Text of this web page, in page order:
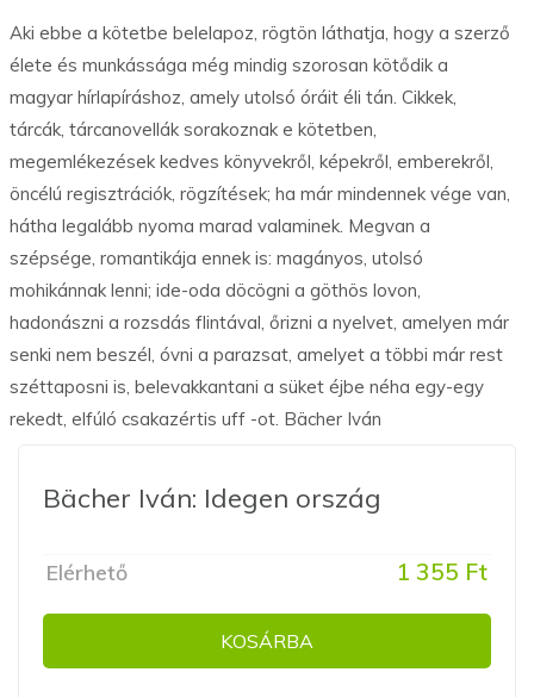
Aki ebbe a kötetbe belelapoz, rögtön láthatja, hogy a szerző
élete és munkássága még mindig szorosan kötődik a
magyar hírlapíráshoz, amely utolsó óráit éli tán. Cikkek,
tárcák, tárcanovellák sorakoznak e kötetben,
megemlékezések kedves könyvekről, képekről, emberekről,
öncélú regisztrációk, rögzítések; ha már mindennek vége van,
hátha legalább nyoma marad valaminek. Megvan a
szépsége, romantikája ennek is: magányos, utolsó
mohikánnak lenni; ide-oda döcögni a göthös lovon,
hadonászni a rozsdás flintával, őrizni a nyelvet, amelyen már
senki nem beszél, óvni a parazsat, amelyet a többi már rest
széttaposni is, belevakkantani a süket éjbe néha egy-egy
rekedt, elfúló csakazértis uff -ot. Bächer Iván
Bächer Iván: Idegen ország
Elérhető 1 355 Ft
KOSÁRBA